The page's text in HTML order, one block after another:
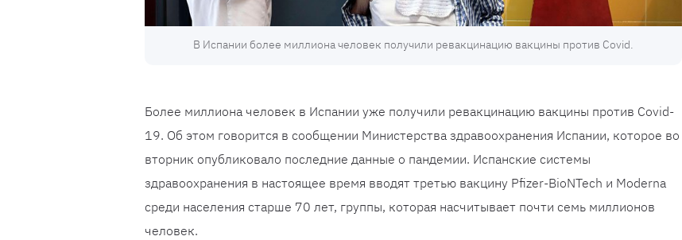
В Испании более миллиона человек получили ревакцинацию вакцины против Covid.
Более миллиона человек в Испании уже получили ревакцинацию вакцины против Covid-
19. Об этом говорится в сообщении Министерства здравоохранения Испании, которое во
вторник опубликовало последние данные о пандемии. Испанские системы
здравоохранения в настоящее время вводят третью вакцину Pfizer-BioNTech и Moderna
среди населения старше 70 лет, группы, которая насчитывает почти семь миллионов
человек.